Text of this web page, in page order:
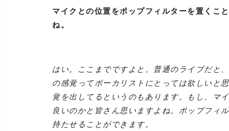
マイクとの位置をポップフィルターを置くこ
ね。
はい。ここまでですよと。普通のライブだと
の感覚ってボーカリストにとっては欲しいと
覚を出してるというのもあります。もし、マ
良いのかと皆さん思いますよね。ポップフィ
持たせることができます。